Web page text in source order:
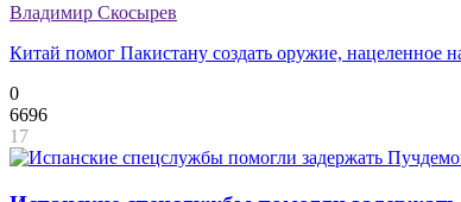
Владимир Скосырев
Китай помог Пакистану создать оружие, нацеленное
0
6696
17